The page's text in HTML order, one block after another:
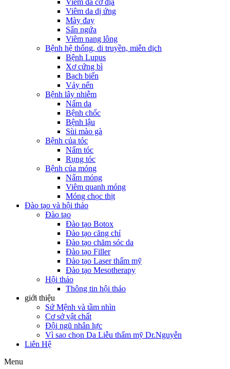
Viêm da dị ứng
Mày đay
Sẩn ngứa
Viêm nang lông
Bệnh hệ thống, di truyền, miễn dịch
Bệnh Lupus
Xơ cứng bì
Bạch biến
Vảy nến
Bệnh lây nhiễm
Nấm da
Bệnh chốc
Bệnh lậu
Sùi mào gà
Bệnh của tóc
Nấm tóc
Rụng tóc
Bệnh của móng
Nấm móng
Viêm quanh móng
Móng chọc thịt
Đào tạo và hội thảo
Đào tạo
Đào tạo Botox
Đào tạo căng chỉ
Đào tạo chăm sóc da
Đào tạo Filler
Đào tạo Laser thẩm mỹ
Đào tạo Mesotherapy
Hội thảo
Thông tin hội thảo
giới thiệu
Sứ Mệnh và tầm nhìn
Cơ sở vật chất
Đội ngũ nhân lực
Vì sao chọn Da Liễu thẩm mỹ Dr.Nguyễn
Liên Hệ
Menu